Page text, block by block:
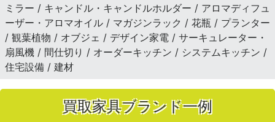
ミラー / キャンドル・キャンドルホルダー / アロマディフュ
ーザー・アロマオイル / マガジンラック / 花瓶 / プランター
/ 観葉植物 / オブジェ / デザイン家電 / サーキュレーター・
扇風機 / 間仕切り / オーダーキッチン / システムキッチン /
住宅設備 / 建材
買取家具ブランド一例